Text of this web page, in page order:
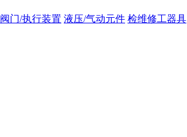
阀门/执行装置 液压/气动元件 检维修工器具